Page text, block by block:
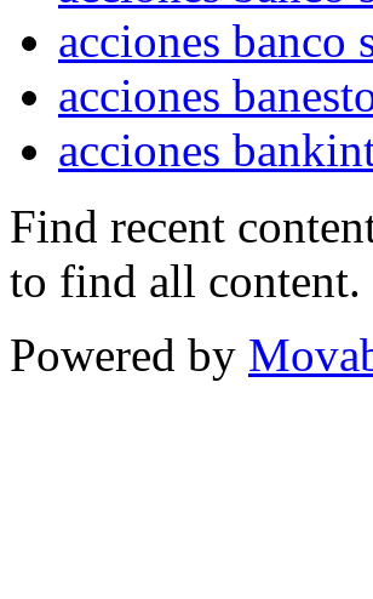
acciones banco
acciones
acciones
Find recent
to find all content.
Powered by